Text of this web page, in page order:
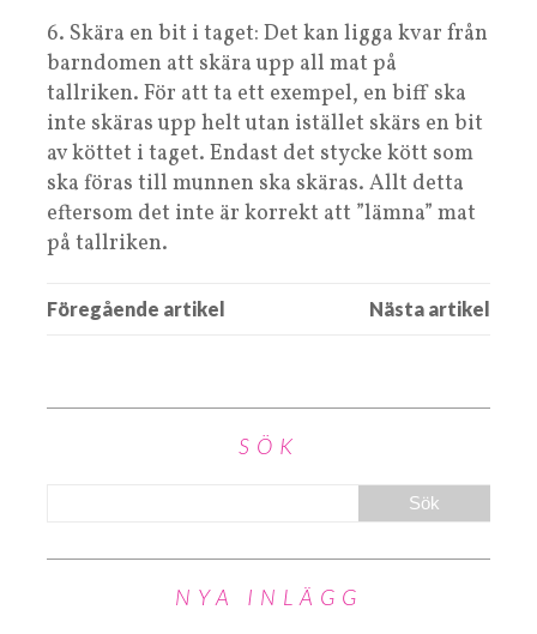
6. Skära en bit i taget: Det kan ligga kvar från
barndomen att skära upp all mat på
tallriken. För att ta ett exempel, en biff ska
inte skäras upp helt utan istället skärs en bit
av köttet i taget. Endast det stycke kött som
ska föras till munnen ska skäras. Allt detta
eftersom det inte är korrekt att ”lämna” mat
på tallriken.
SÖK
NYA INLÄGG